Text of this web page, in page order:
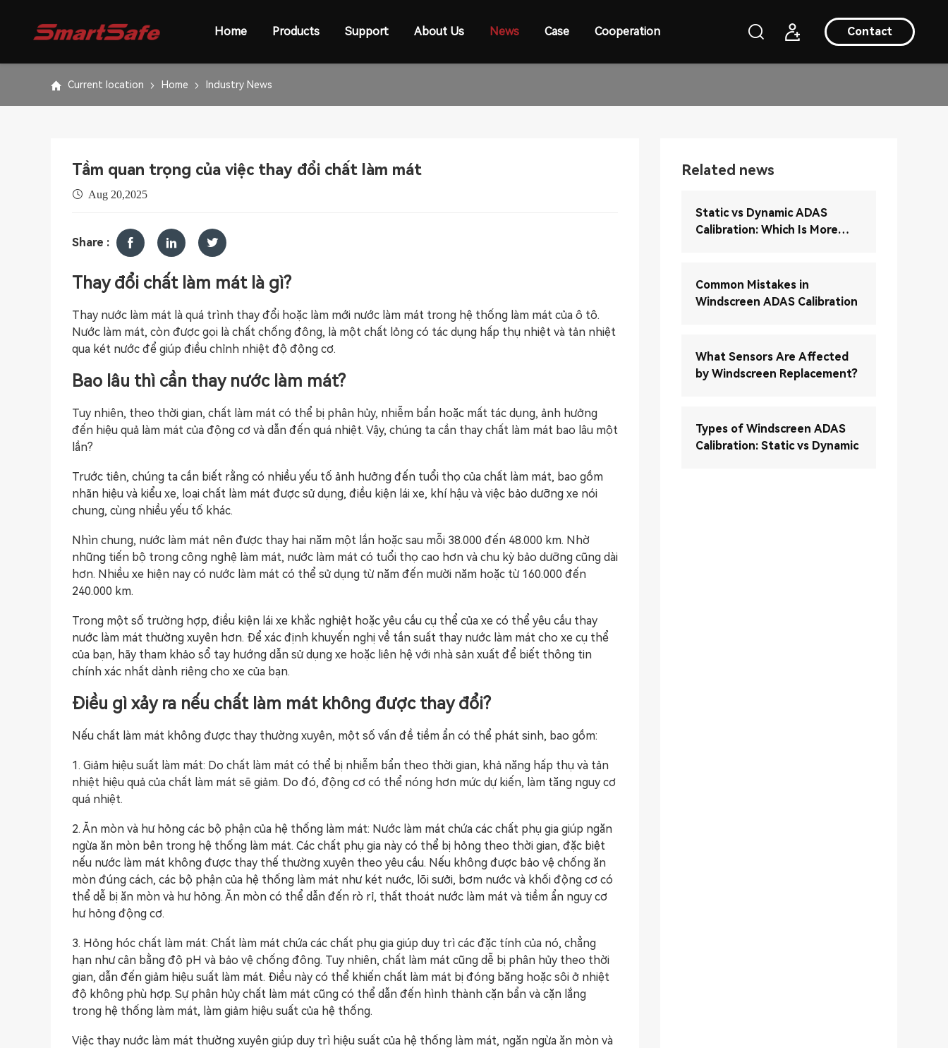
Contact
Home Products Support About Us News Case Cooperation
Current location Home Industry News
Tầm quan trọng của việc thay đổi chất làm mát
Aug 20,2025
Share :
Thay đổi chất làm mát là gì?
Thay nước làm mát là quá trình thay đổi hoặc làm mới nước làm mát trong hệ thống làm mát của ô tô.
Nước làm mát, còn được gọi là chất chống đông, là một chất lỏng có tác dụng hấp thụ nhiệt và tản nhiệt
qua két nước để giúp điều chỉnh nhiệt độ động cơ.
Bao lâu thì cần thay nước làm mát?
Tuy nhiên, theo thời gian, chất làm mát có thể bị phân hủy, nhiễm bẩn hoặc mất tác dụng, ảnh hưởng
đến hiệu quả làm mát của động cơ và dẫn đến quá nhiệt. Vậy, chúng ta cần thay chất làm mát bao lâu một
lần?
Trước tiên, chúng ta cần biết rằng có nhiều yếu tố ảnh hưởng đến tuổi thọ của chất làm mát, bao gồm
nhãn hiệu và kiểu xe, loại chất làm mát được sử dụng, điều kiện lái xe, khí hậu và việc bảo dưỡng xe nói
chung, cùng nhiều yếu tố khác.
Nhìn chung, nước làm mát nên được thay hai năm một lần hoặc sau mỗi 38.000 đến 48.000 km. Nhờ
những tiến bộ trong công nghệ làm mát, nước làm mát có tuổi thọ cao hơn và chu kỳ bảo dưỡng cũng dài
hơn. Nhiều xe hiện nay có nước làm mát có thể sử dụng từ năm đến mười năm hoặc từ 160.000 đến
240.000 km.
Trong một số trường hợp, điều kiện lái xe khắc nghiệt hoặc yêu cầu cụ thể của xe có thể yêu cầu thay
nước làm mát thường xuyên hơn. Để xác định khuyến nghị về tần suất thay nước làm mát cho xe cụ thể
của bạn, hãy tham khảo sổ tay hướng dẫn sử dụng xe hoặc liên hệ với nhà sản xuất để biết thông tin
chính xác nhất dành riêng cho xe của bạn.
Điều gì xảy ra nếu chất làm mát không được thay đổi?
Nếu chất làm mát không được thay thường xuyên, một số vấn đề tiềm ẩn có thể phát sinh, bao gồm:
1. Giảm hiệu suất làm mát: Do chất làm mát có thể bị nhiễm bẩn theo thời gian, khả năng hấp thụ và tản
nhiệt hiệu quả của chất làm mát sẽ giảm. Do đó, động cơ có thể nóng hơn mức dự kiến, làm tăng nguy cơ
quá nhiệt.
2. Ăn mòn và hư hỏng các bộ phận của hệ thống làm mát: Nước làm mát chứa các chất phụ gia giúp ngăn
ngừa ăn mòn bên trong hệ thống làm mát. Các chất phụ gia này có thể bị hỏng theo thời gian, đặc biệt
nếu nước làm mát không được thay thế thường xuyên theo yêu cầu. Nếu không được bảo vệ chống ăn
mòn đúng cách, các bộ phận của hệ thống làm mát như két nước, lõi sưởi, bơm nước và khối động cơ có
thể dễ bị ăn mòn và hư hỏng. Ăn mòn có thể dẫn đến rò rỉ, thất thoát nước làm mát và tiềm ẩn nguy cơ
hư hỏng động cơ.
3. Hỏng hóc chất làm mát: Chất làm mát chứa các chất phụ gia giúp duy trì các đặc tính của nó, chẳng
hạn như cân bằng độ pH và bảo vệ chống đông. Tuy nhiên, chất làm mát cũng dễ bị phân hủy theo thời
gian, dẫn đến giảm hiệu suất làm mát. Điều này có thể khiến chất làm mát bị đóng băng hoặc sôi ở nhiệt
độ không phù hợp. Sự phân hủy chất làm mát cũng có thể dẫn đến hình thành cặn bẩn và cặn lắng
trong hệ thống làm mát, làm giảm hiệu suất của hệ thống.
Việc thay nước làm mát thường xuyên giúp duy trì hiệu suất của hệ thống làm mát, ngăn ngừa ăn mòn và
Related news
Static vs Dynamic ADAS
Calibration: Which Is More
Common Mistakes in
Windscreen ADAS Calibration
What Sensors Are Affected
by Windscreen Replacement?
Types of Windscreen ADAS
Calibration: Static vs Dynamic